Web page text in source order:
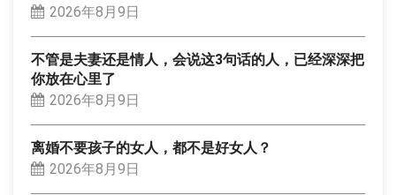
2026年8月9日
不管是夫妻还是情人，会说这3句话的人，已经深深把
你放在心里了
2026年8月9日
离婚不要孩子的女人，都不是好女人？
2026年8月9日